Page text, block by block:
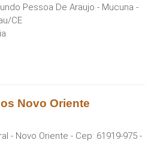
Pessoa De Araujo - Mucuna -
/CE
Novo Oriente
- Novo Oriente - Cep: 61919-975 -